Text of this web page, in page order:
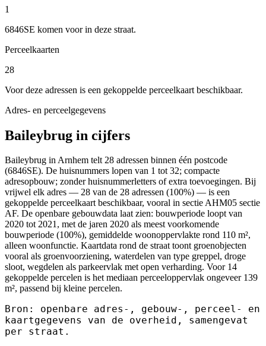
1
6846SE komen voor in deze straat.
Perceelkaarten
28
Voor deze adressen is een gekoppelde perceelkaart beschikbaar.
Adres- en perceelgegevens
Baileybrug in cijfers
Baileybrug in Arnhem telt 28 adressen binnen één postcode
(6846SE). De huisnummers lopen van 1 tot 32; compacte
adresopbouw; zonder huisnummerletters of extra toevoegingen. Bij
vrijwel elk adres — 28 van de 28 adressen (100%) — is een
gekoppelde perceelkaart beschikbaar, vooral in sectie AHM05 sectie
AF. De openbare gebouwdata laat zien: bouwperiode loopt van
2020 tot 2021, met de jaren 2020 als meest voorkomende
bouwperiode (100%), gemiddelde woonoppervlakte rond 110 m²,
alleen woonfunctie. Kaartdata rond de straat toont groenobjecten
vooral als groenvoorziening, waterdelen van type greppel, droge
sloot, wegdelen als parkeervlak met open verharding. Voor 14
gekoppelde percelen is het mediaan perceeloppervlak ongeveer 139
m², passend bij kleine percelen.
Bron: openbare adres-, gebouw-, perceel- en
kaartgegevens van de overheid, samengevat
per straat.